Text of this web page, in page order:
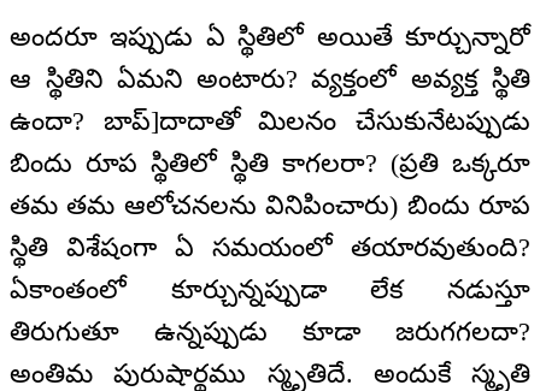
అందరూ ఇప్పుడు ఏ స్థితిలో అయితే కూర్చున్నారో
ఆ స్థితిని ఏమని అంటారు? వ్యక్తంలో అవ్యక్త స్థితి
ఉందా? బాప్]దాదాతో మిలనం చేసుకునేటప్పుడు
బిందు రూప స్థితిలో స్థితి కాగలరా? (ప్రతి ఒక్కరూ
తమ తమ ఆలోచనలను వినిపించారు) బిందు రూప
స్థితి విశేషంగా ఏ సమయంలో తయారవుతుంది?
ఏకాంతంలో కూర్చున్నప్పుడా లేక నడుస్తూ
తిరుగుతూ ఉన్నప్పుడు కూడా జరుగగలదా?
అంతిమ పురుషార్థము స్మృతిదే. అందుకే స్మృతి